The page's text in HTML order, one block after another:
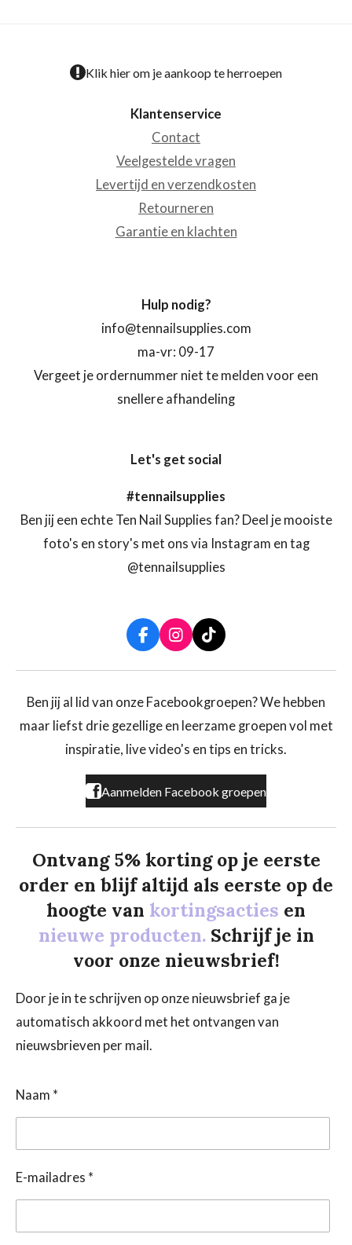
Klik hier om je aankoop te herroepen
Klantenservice
Contact
Veelgestelde vragen
Levertijd en verzendkosten
Retourneren
Garantie en klachten
Hulp nodig?
info@tennailsupplies.com
ma-vr: 09-17
Vergeet je ordernummer niet te melden voor een
snellere afhandeling
Let's get social
#tennailsupplies
Ben jij een echte Ten Nail Supplies fan? Deel je mooiste
foto's en story's met ons via Instagram en tag
@tennailsupplies
F
a
c
b
o
k
I
n
s
a
r
a
T
i
k
o
Ben jij al lid van onze Facebookgroepen? We hebben
maar liefst drie gezellige en leerzame groepen vol met
inspiratie, live video's en tips en tricks.
Aanmelden Facebook groepen
Ontvang 5% korting op je eerste
order en blijf altijd als eerste op de
hoogte van kortingsacties en
nieuwe producten. Schrijf je in
voor onze nieuwsbrief!
Door je in te schrijven op onze nieuwsbrief ga je
automatisch akkoord met het ontvangen van
nieuwsbrieven per mail.
Naam *
E-mailadres *